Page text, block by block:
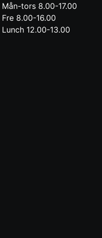
Mån-tors 8.00-17.00
Fre 8.00-16.00
Lunch 12.00-13.00